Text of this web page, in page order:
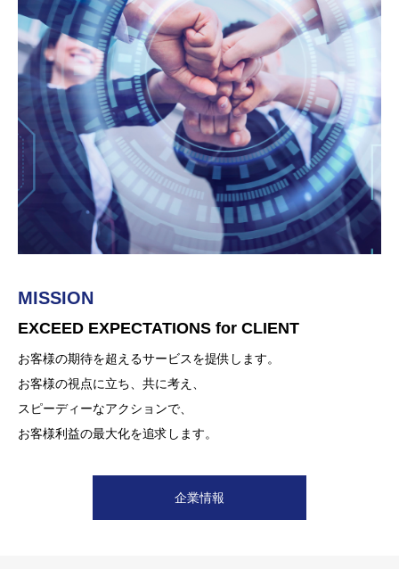
MISSION
EXCEED EXPECTATIONS for CLIENT
お客様の期待を超えるサービスを提供します。
お客様の視点に立ち、共に考え、
スピーディーなアクションで、
お客様利益の最大化を追求します。
企業情報
PHILOSOPHY
EMBODY YOUR INSPIRATION
オリジナリティーを尊重し、
働き方の多様化と働きやすく働きがいのある
持続可能な社会実現のために、
オスカーはディーセントワーク実現を目指します。
企業理念
VISION
GLOABAL CHALLENGER
人種、年齢、性別の垣根を超えた想像力と創造力を大切に、
社会と調和ある成長を目指し、
現状に満足せず挑戦し続ける
グローバルカンパニーを目指します。
提携会社